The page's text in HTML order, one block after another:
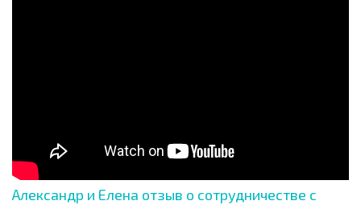
Александр и Елена отзыв о сотрудничестве с